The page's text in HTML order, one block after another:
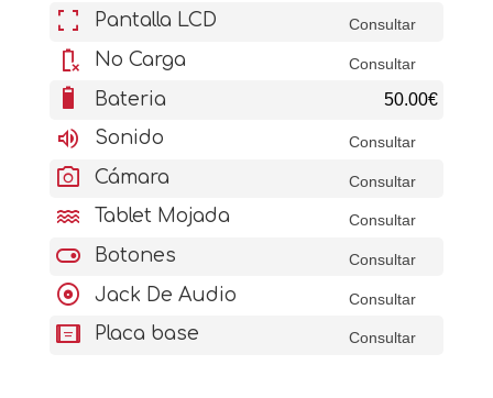
fullscreen Pantalla LCD Consultar
battery_error No Carga Consultar
battery_6_bar Bateria 50.00€
volume_up Sonido Consultar
photo_camera Cámara Consultar
water Tablet Mojada Consultar
toggle_on Botones Consultar
album Jack De Audio Consultar
aod_tablet Placa base Consultar